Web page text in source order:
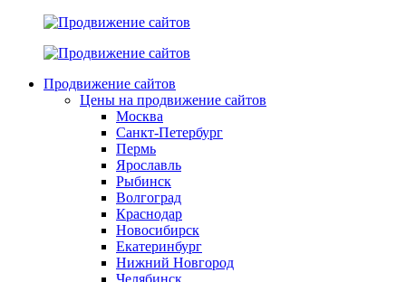
Продвижение сайтов
Цены на продвижение сайтов
Москва
Санкт-Петербург
Пермь
Ярославль
Рыбинск
Волгоград
Краснодар
Новосибирск
Екатеринбург
Нижний Новгород
Челябинск